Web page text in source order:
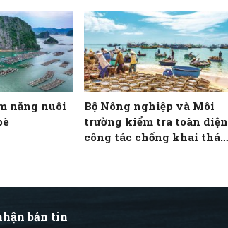
năng nuôi
Bộ Nông nghiệp và Môi
trường kiểm tra toàn diện
công tác chống khai thác
bản tin